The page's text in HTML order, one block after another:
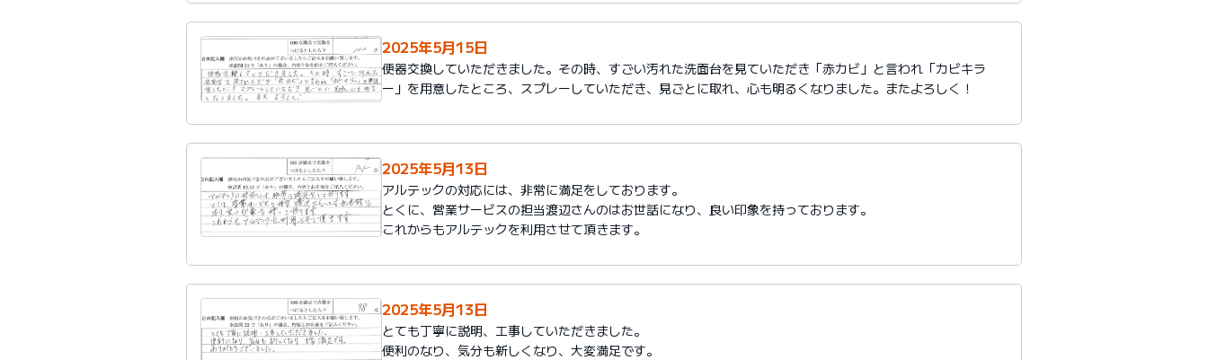
2025年5月15日
便器交換していただきました。その時、すごい汚れた洗面台を見ていただき「赤カビ」と言われ「カビキラ
ー」を用意したところ、スプレーしていただき、見ごとに取れ、心も明るくなりました。またよろしく！
2025年5月13日
アルテックの対応には、非常に満足をしております。
とくに、営業サービスの担当渡辺さんのはお世話になり、良い印象を持っております。
これからもアルテックを利用させて頂きます。
2025年5月13日
とても丁寧に説明、工事していただきました。
便利のなり、気分も新しくなり、大変満足です。